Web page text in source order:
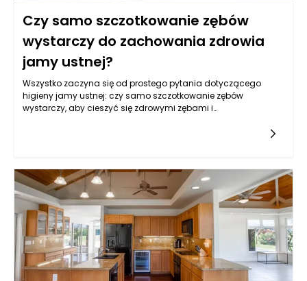
Czy samo szczotkowanie zębów
wystarczy do zachowania zdrowia
jamy ustnej?
Wszystko zaczyna się od prostego pytania dotyczącego
higieny jamy ustnej: czy samo szczotkowanie zębów
wystarczy, aby cieszyć się zdrowymi zębami i
tylko sama technika szczotkowania, ale również to, jak często
to robimy, jakie narzędzia oraz produkty wykorzystujemy i jakie
inne nawyki dotyczące higieny jamy ustnej
stosujemy. Dlatego, aby odpowiedzieć na postawione pytanie,
warto przyjrzeć się różnym aspektom, które składają się na
kompleksową higienę jamy ustnej.